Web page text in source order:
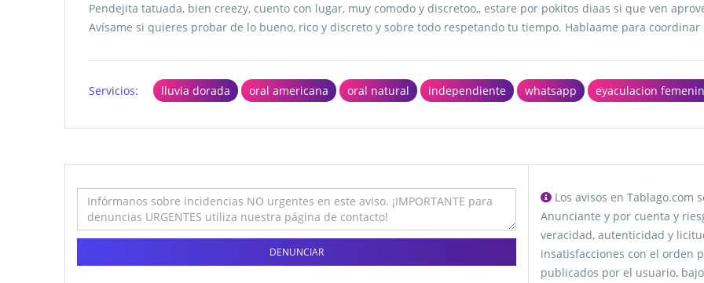
Pendejita tatuada, bien creezy, cuento con lugar, muy comodo y discretoo,, estare por pokitos diaas si que ven
Avísame si quieres probar de lo bueno, rico y discreto y sobre todo respetando tu tiempo. Hablaame para
Servicios: lluvia dorada oral americana oral natural independiente whatsapp eyaculacion
DENUNCIAR
Los avisos en
Anunciante y por cuenta y
veracidad, autenticidad y
insatisfacciones con el orden
publicados por el usuario,